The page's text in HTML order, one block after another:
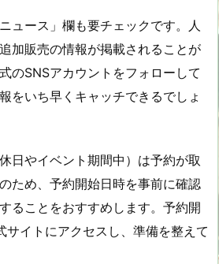
ュース」欄も要チェックです。人
加販売の情報が掲載されることが
のSNSアカウントをフォローして
をいち早くキャッチできるでしょ
日やイベント期間中）は予約が取
ため、予約開始日時を事前に確認
ることをおすすめします。予約開
サイトにアクセスし、準備を整えて